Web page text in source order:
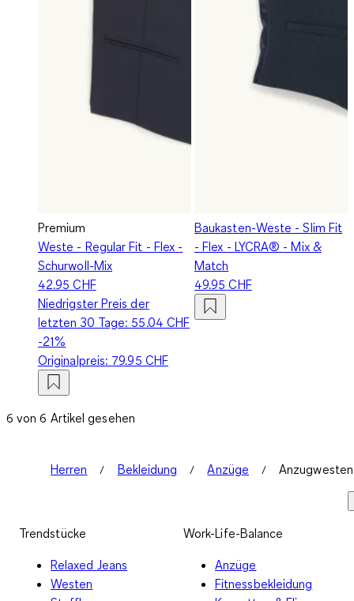
Premium
Weste - Regular Fit - Flex -
Schurwoll-Mix
42.95 CHF
Niedrigster Preis der
letzten 30 Tage: 55.04 CHF
-21%
Originalpreis: 79.95 CHF
Baukasten-Weste - Slim Fit
- Flex - LYCRA® - Mix &
Match
49.95 CHF
6 von 6 Artikel gesehen
Herren Bekleidung Anzüge Anzugwesten
Trendstücke
Relaxed Jeans
Westen
Work-Life-Balance
Anzüge
Fitnessbekleidung